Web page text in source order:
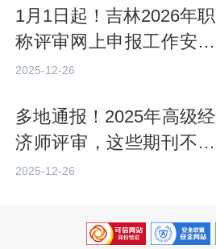
1月1日起！吉林2026年职
称评审网上申报工作安排
发布
2025-12-26
多地通报！2025年高级经
济师评审，这些期刊不予
通过
2025-12-26